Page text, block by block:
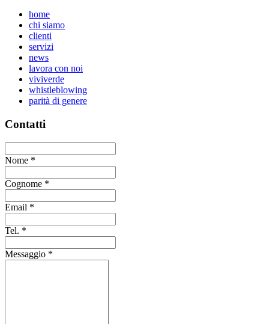
home
chi siamo
clienti
servizi
news
lavora con noi
viviverde
whistleblowing
parità di genere
Contatti
Nome *
Cognome *
Email *
Tel. *
Messaggio *